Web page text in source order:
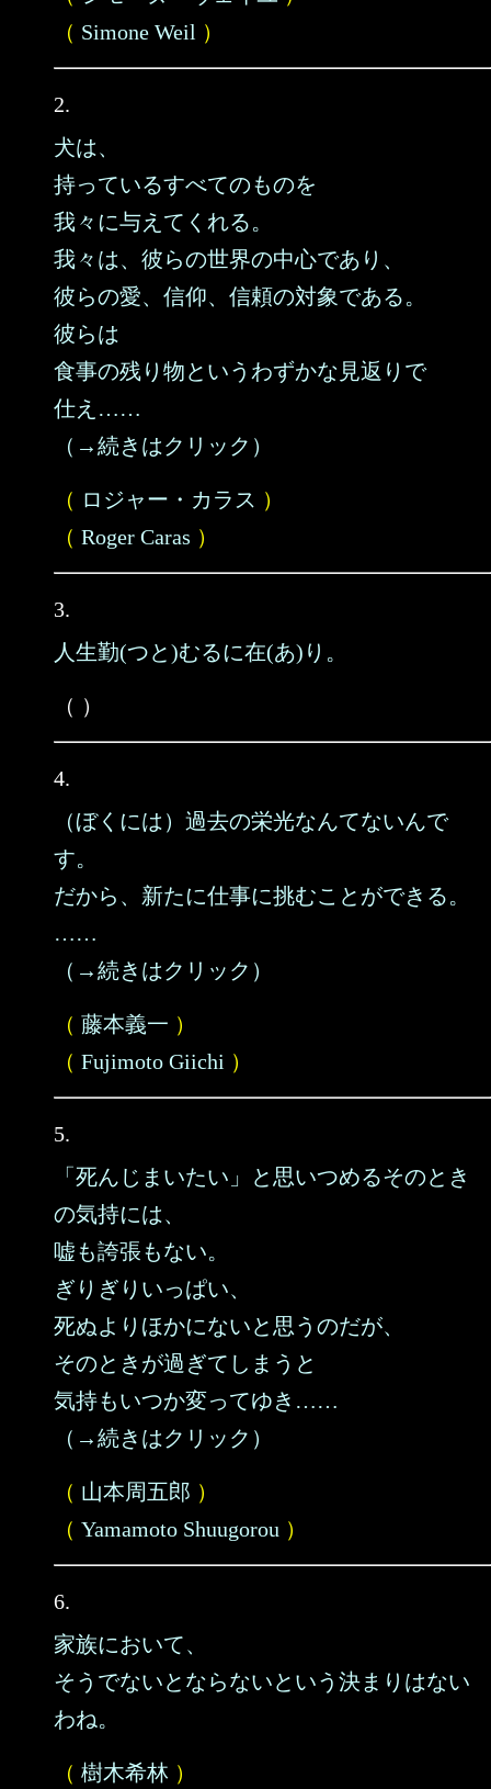
（ Simone Weil ）
2.
犬は、
持っているすべてのものを
我々に与えてくれる。
我々は、彼らの世界の中心であり、
彼らの愛、信仰、信頼の対象である。
彼らは
食事の残り物というわずかな見返りで
仕え……
（→続きはクリック）
（ ロジャー・カラス ）
（ Roger Caras ）
3.
人生勤(つと)むるに在(あ)り。
（ ）
4.
（ぼくには）過去の栄光なんてないんで
す。
だから、新たに仕事に挑むことができる。
……
（→続きはクリック）
（ 藤本義一 ）
（ Fujimoto Giichi ）
5.
「死んじまいたい」と思いつめるそのとき
の気持には、
嘘も誇張もない。
ぎりぎりいっぱい、
死ぬよりほかにないと思うのだが、
そのときが過ぎてしまうと
気持もいつか変ってゆき……
（→続きはクリック）
（ 山本周五郎 ）
（ Yamamoto Shuugorou ）
6.
家族において、
そうでないとならないという決まりはない
わね。
（ 樹木希林 ）